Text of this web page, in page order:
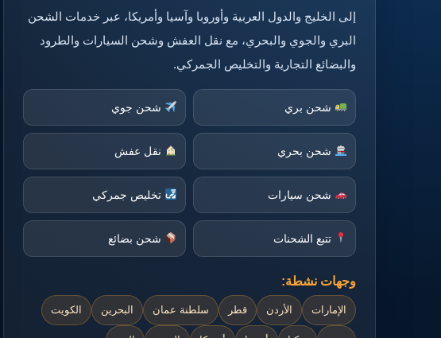
إلى الخليج والدول العربية وأوروبا وآسيا وأمريكا، عبر خدمات الشحن
البري والجوي والبحري، مع نقل العفش وشحن السيارات والطرود
والبضائع التجارية والتخليص الجمركي.
شحن بري شحن جوي
شحن بحري نقل عفش
شحن سيارات تخليص جمركي
تتبع الشحنات شحن بضائع
وجهات نشطة:
الإمارات الأردن قطر سلطنة عمان البحرين الكويت